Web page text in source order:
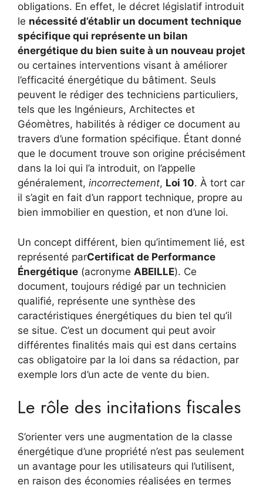
obligations. En effet, le décret législatif introduit
le nécessité d’établir un document technique
spécifique qui représente un bilan
énergétique du bien suite à un nouveau projet
ou certaines interventions visant à améliorer
l’efficacité énergétique du bâtiment. Seuls
peuvent le rédiger des techniciens particuliers,
tels que les Ingénieurs, Architectes et
Géomètres, habilités à rédiger ce document au
travers d’une formation spécifique. Étant donné
que le document trouve son origine précisément
dans la loi qui l’a introduit, on l’appelle
généralement, incorrectement, Loi 10. À tort car
il s’agit en fait d’un rapport technique, propre au
bien immobilier en question, et non d’une loi.
Un concept différent, bien qu’intimement lié, est
représenté parCertificat de Performance
Énergétique (acronyme ABEILLE). Ce
document, toujours rédigé par un technicien
qualifié, représente une synthèse des
caractéristiques énergétiques du bien tel qu’il
se situe. C’est un document qui peut avoir
différentes finalités mais qui est dans certains
cas obligatoire par la loi dans sa rédaction, par
exemple lors d’un acte de vente du bien.
Le rôle des incitations fiscales
S’orienter vers une augmentation de la classe
énergétique d’une propriété n’est pas seulement
un avantage pour les utilisateurs qui l’utilisent,
en raison des économies réalisées en termes